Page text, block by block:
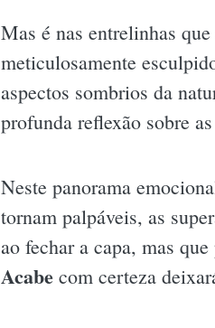
Mas é nas entrelinhas
meticulosamente
aspectos sombrios da
profunda reflexão sobre
Neste panorama
tornam palpáveis, as
ao fechar a capa, mas
Acabe com certeza